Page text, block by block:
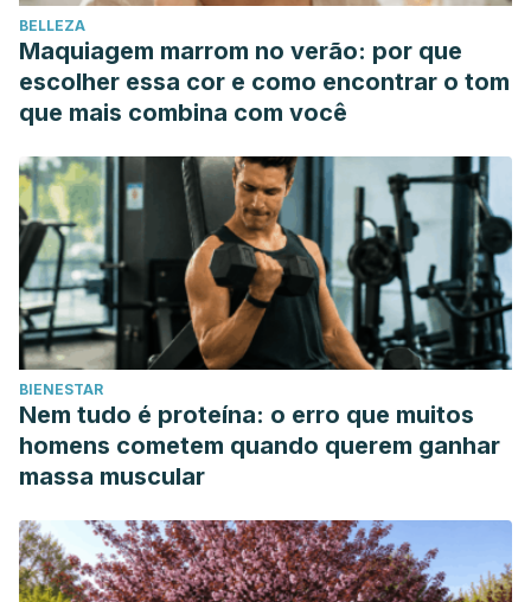
BELLEZA
Maquiagem marrom no verão: por que
escolher essa cor e como encontrar o tom
que mais combina com você
BIENESTAR
Nem tudo é proteína: o erro que muitos
homens cometem quando querem ganhar
massa muscular